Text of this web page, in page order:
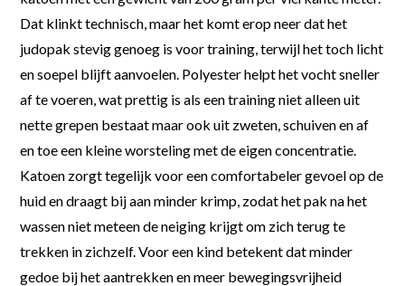
Dat klinkt technisch, maar het komt erop neer dat het
judopak stevig genoeg is voor training, terwijl het toch licht
en soepel blijft aanvoelen. Polyester helpt het vocht sneller
af te voeren, wat prettig is als een training niet alleen uit
nette grepen bestaat maar ook uit zweten, schuiven en af
en toe een kleine worsteling met de eigen concentratie.
Katoen zorgt tegelijk voor een comfortabeler gevoel op de
huid en draagt bij aan minder krimp, zodat het pak na het
wassen niet meteen de neiging krijgt om zich terug te
trekken in zichzelf. Voor een kind betekent dat minder
gedoe bij het aantrekken en meer bewegingsvrijheid